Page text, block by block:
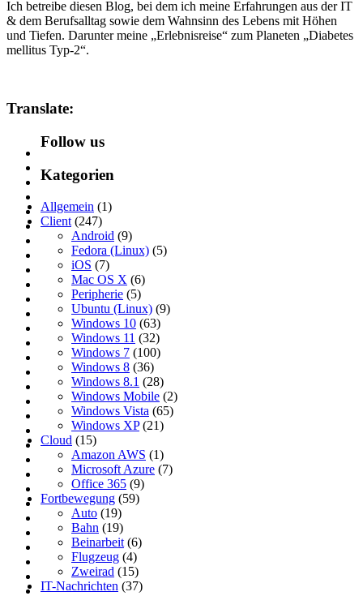
Ich betreibe diesen Blog, bei dem ich meine Erfahrungen aus der IT
& dem Berufsalltag sowie dem Wahnsinn des Lebens mit Höhen
und Tiefen. Darunter meine „Erlebnisreise“ zum Planeten „Diabetes
mellitus Typ-2“.
Translate:
Follow us
Kategorien
Allgemein (1)
Client (247)
Android (9)
Fedora (Linux) (5)
iOS (7)
Mac OS X (6)
Peripherie (5)
Ubuntu (Linux) (9)
Windows 10 (63)
Windows 11 (32)
Windows 7 (100)
Windows 8 (36)
Windows 8.1 (28)
Windows Mobile (2)
Windows Vista (65)
Windows XP(21)
Cloud (15)
Amazon AWS (1)
Microsoft Azure (7)
Office 365 (9)
Fortbewegung (59)
Auto (19)
Bahn (19)
Beinarbeit (6)
Flugzeug (4)
Zweirad (15)
IT-Nachrichten (37)